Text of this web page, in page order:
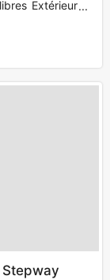
Extérieur: -